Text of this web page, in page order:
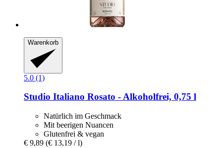
Warenkorb
5.0 (1)
Studio Italiano Rosato -​ Alkoholfrei, 0,75 l
Natürlich im Geschmack
Mit beerigen Nuancen
Glutenfrei & vegan
€ 9,89 (€ 13,19 / l)